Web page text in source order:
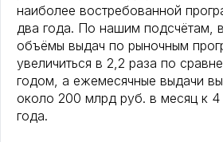
наиболее востребованной
два года. По нашим подсчётам,
объёмы выдач по рыночным
увеличиться в 2,2 раза по
годом, а ежемесячные выдачи
около 200 млрд руб. в месяц к 4
года.